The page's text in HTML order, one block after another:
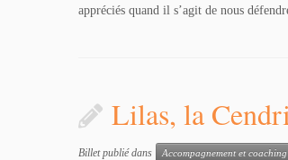
appréciés quand il s’agit de nous
Lilas, la
Billet publié dans Accompagnement et coaching